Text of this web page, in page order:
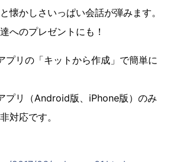
懐かしさいっぱい会話が弾みます。
へのプレゼントにも！
プリの「キットから作成」で簡単に
プリ（Android版、iPhone版）のみ
対応です。